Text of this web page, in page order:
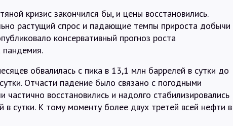
кризис закончился бы, и цены восстановились.
растущий спрос и падающие темпы прироста добычи
консервативный прогноз роста
пандемия.
обвалилась с пика в 13,1 млн баррелей в сутки до
Отчасти падение было связано с погодными
частично восстановились и надолго стабилизировались
в сутки. К тому моменту более двух третей всей нефти в